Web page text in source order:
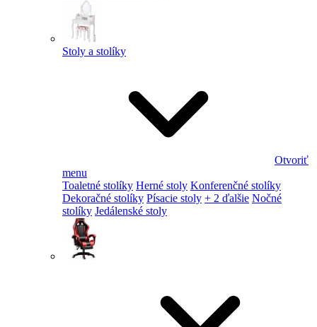
Stoly a stolíky
Otvoriť
menu
Toaletné stolíky Herné stoly Konferenčné stolíky
Dekoračné stolíky Písacie stoly + 2 ďalšie Nočné
stolíky Jedálenské stoly